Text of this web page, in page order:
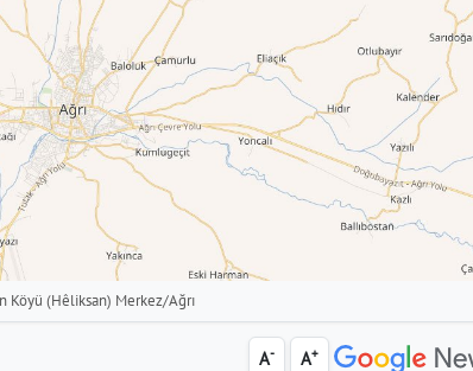
Köyü (Hêliksan) Merkez/Ağrı
A- A+